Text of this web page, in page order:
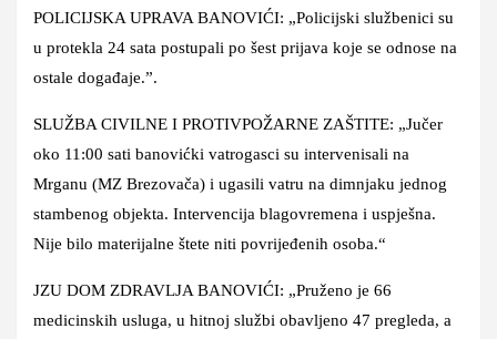
POLICIJSKA UPRAVA BANOVIĆI: „Policijski službenici su
u protekla 24 sata postupali po šest prijava koje se odnose na
ostale događaje.”.
SLUŽBA CIVILNE I PROTIVPOŽARNE ZAŠTITE: „Jučer
oko 11:00 sati banovićki vatrogasci su intervenisali na
Mrganu (MZ Brezovača) i ugasili vatru na dimnjaku jednog
stambenog objekta. Intervencija blagovremena i uspješna.
Nije bilo materijalne štete niti povrijeđenih osoba.“
JZU DOM ZDRAVLJA BANOVIĆI: „Pruženo je 66
medicinskih usluga, u hitnoj službi obavljeno 47 pregleda, a